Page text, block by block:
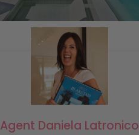
Agent Daniela Latronico